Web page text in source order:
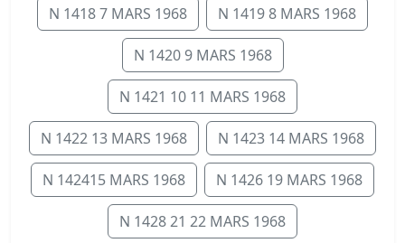
N 1418 7 MARS 1968 N 1419 8 MARS 1968
N 1420 9 MARS 1968
N 1421 10 11 MARS 1968
N 1422 13 MARS 1968 N 1423 14 MARS 1968
N 142415 MARS 1968 N 1426 19 MARS 1968
N 1428 21 22 MARS 1968